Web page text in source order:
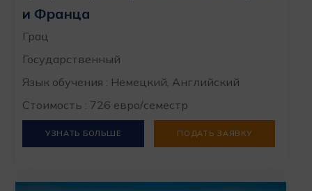
и Франца
Грац
Государственный
Язык обучения : Немецкий, Английский
Стоимость : 726 евро/семестр
УЗНАТЬ БОЛЬШЕ ПОДАТЬ ЗАЯВКУ